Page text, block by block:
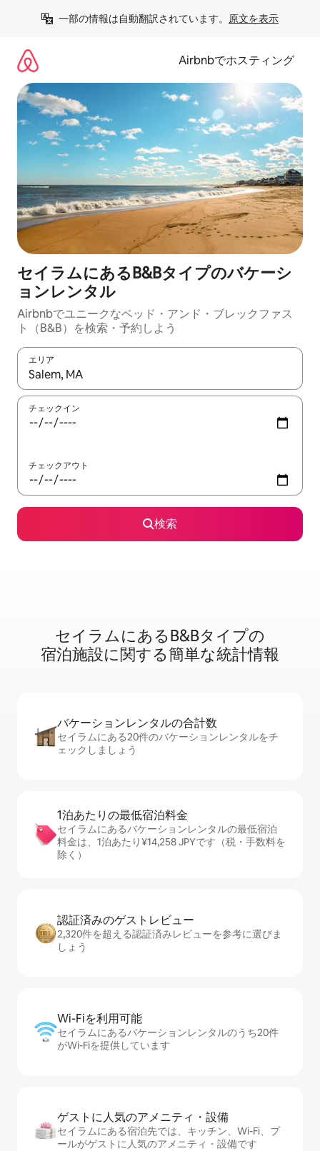
一部の情報は自動翻訳されています。 原文を表示
Airbnbでホスティング
セイラムにあるB&Bタイプのバケーシ
ョンレンタル
Airbnbでユニークなベッド・アンド・ブレックファス
ト（B&B）を検索・予約しよう
エリア
検索結果が表示されたら、上下の矢印キーを使って移動するか
チェックイン
チェックアウト
検索
セイラムに⁠あ⁠るB&B⁠タ⁠イ⁠プ⁠の
宿⁠泊⁠施⁠設⁠に関⁠す⁠る簡⁠単⁠な統⁠計⁠情⁠報
バケーションレ⁠ン⁠タ⁠ル⁠の合⁠計⁠数
セイラムにある20件のバケーションレンタルをチ
ェックしましょう
1泊あたりの最⁠低⁠宿⁠泊⁠料⁠金
セイラムにあるバケーションレンタルの最低宿泊
料金は、1泊あたり¥14,258 JPYです（税・手数料を
除く）
認証済みのゲ⁠ス⁠ト⁠レ⁠ビ⁠ュ⁠ー
2,320件を超える認証済みレビューを参考に選びま
しょう
Wi-Fiを利⁠用⁠可⁠能
セイラムにあるバケーションレンタルのうち20件
がWi-Fiを提供しています
ゲストに人⁠気⁠のア⁠メ⁠ニ⁠テ⁠ィ・設⁠備
セイラムにある宿泊先では、キッチン、Wi-Fi、プ
ールがゲストに人気のアメニティ・設備です